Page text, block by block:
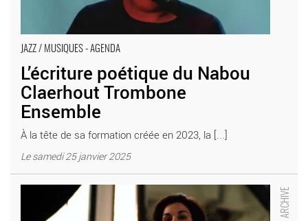
JAZZ / MUSIQUES - AGENDA
L’écriture poétique du Nabou
Claerhout Trombone
Ensemble
À la tête de sa formation créée en 2023, la [...]
Le samedi 25 janvier 2025
cubaine - Critique sortie Jazz / Musiques Bagneux Théâtre
Victor Hugo à Bagneux